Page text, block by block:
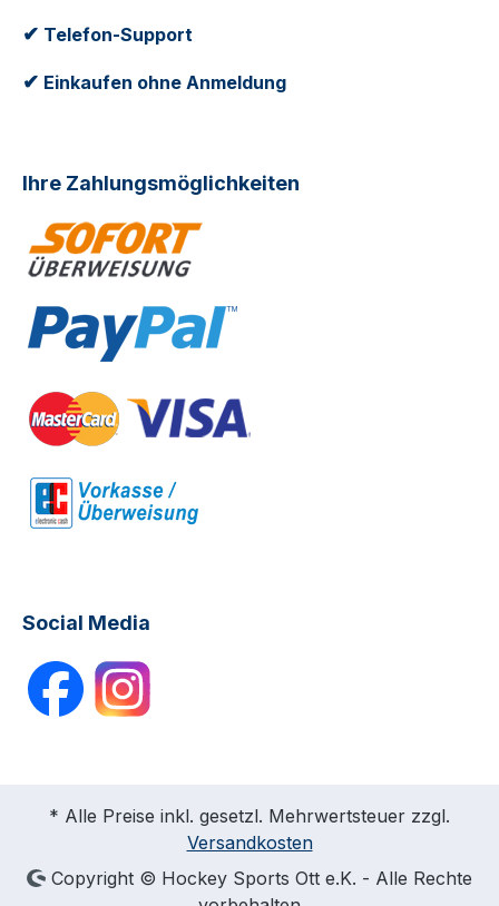
✔ Telefon-Support
✔ Einkaufen ohne Anmeldung
Ihre Zahlungsmöglichkeiten
Social Media
* Alle Preise inkl. gesetzl. Mehrwertsteuer zzgl.
Versandkosten
Copyright © Hockey Sports Ott e.K. - Alle Rechte